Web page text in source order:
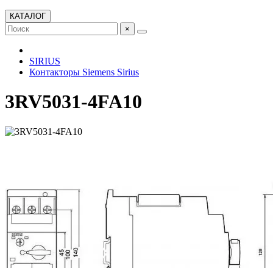
КАТАЛОГ
×
SIRIUS
Контакторы Siemens Sirius
3RV5031-4FA10